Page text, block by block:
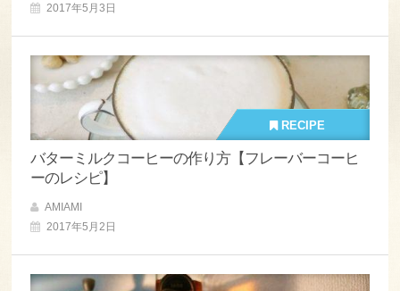
2017年5月3日
RECIPE
バターミルクコーヒーの作り方【フレーバーコーヒ
ーのレシピ】
AMIAMI
2017年5月2日